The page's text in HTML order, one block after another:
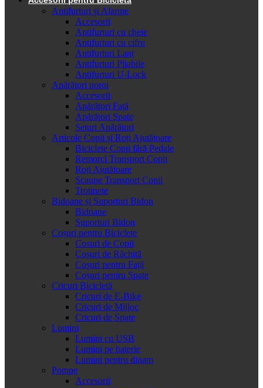
Antifurturi și Alarme
Accesorii
Antifurturi cu cheie
Antifurturi cu cifru
Antifurturi Lanț
Antifurturi Pliabile
Antifurturi U-Lock
Apărători noroi
Accesorii
Apărători Față
Apărători Spate
Seturi Apărători
Articole Copii și Roți Ajutătoare
Biciclete Copii fără Pedale
Remorci Transport Copii
Roți Ajutătoare
Scaune Transport Copii
Trotinete
Bidoane și Suporturi Bidon
Bidoane
Suporturi Bidon
Coșuri pentru Biciclete
Cosuri de Copii
Coșuri de Răchită
Coșuri pentru Față
Coșuri pentru Spate
Cricuri Bicicletă
Cricuri de E-Bike
Cricuri de Mijloc
Cricuri de Spate
Lumini
Lumini cu USB
Lumini pe baterie
Lumini pentru dinam
Pompe
Accesorii